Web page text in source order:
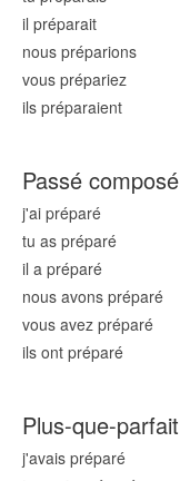
il préparait
nous préparions
vous prépariez
ils préparaient
Passé composé
j'ai préparé
tu as préparé
il a préparé
nous avons préparé
vous avez préparé
ils ont préparé
Plus-que-parfait
j'avais préparé